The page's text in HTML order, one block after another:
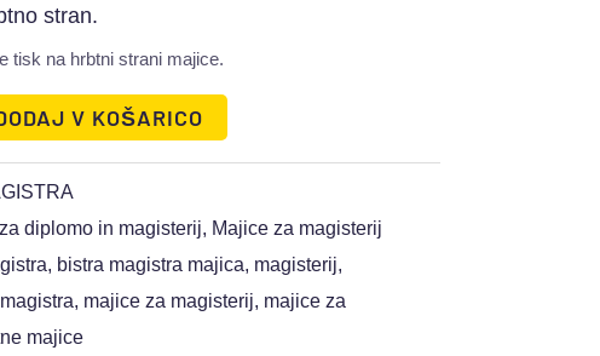
stran.
tisk na hrbtni strani majice.
V KOŠARICO
diplomo in magisterij, Majice za magisterij
, bistra magistra majica, magisterij,
magistra, majice za magisterij, majice za
majice